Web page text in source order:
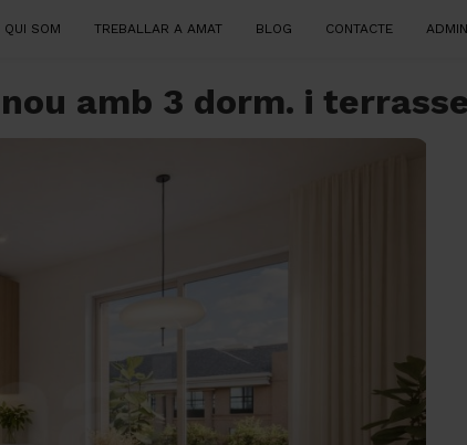
QUI SOM TREBALLAR A AMAT BLOG CONTACTE
nou amb 3 dorm. i